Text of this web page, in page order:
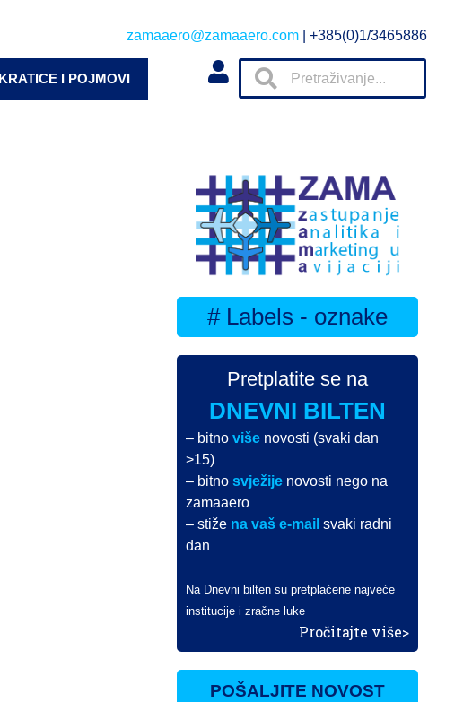
zamaaero@zamaaero.com | +385(0)1/3465886
KRATICE I POJMOVI
# Labels - oznake
Pretplatite se na
DNEVNI BILTEN
– bitnoviše novosti (svaki dan
>15)
– bitnosvježije novosti nego na
zamaaero
– stiže na vaš e-mail svaki radni
dan
Na Dnevni bilten su pretplaćene najveće
institucije i zračne luke
Pročitajte više>
POŠALJITE NOVOST